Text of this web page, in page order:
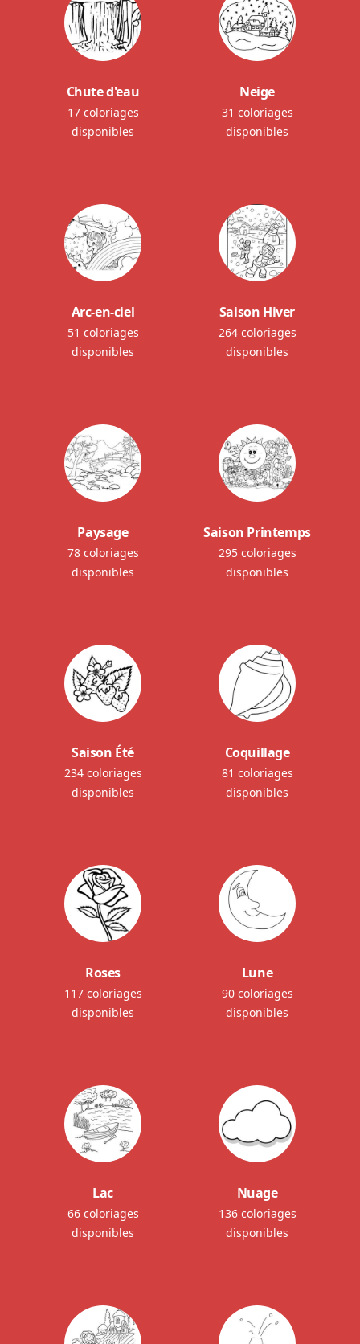
Chute d'eau
17 coloriages
disponibles
Neige
31 coloriages
disponibles
Arc-en-ciel
51 coloriages
disponibles
Saison Hiver
264 coloriages
disponibles
Paysage
78 coloriages
disponibles
Saison Printemps
295 coloriages
disponibles
Saison Été
234 coloriages
disponibles
Coquillage
81 coloriages
disponibles
Roses
117 coloriages
disponibles
Lune
90 coloriages
disponibles
Lac
66 coloriages
disponibles
Nuage
136 coloriages
disponibles